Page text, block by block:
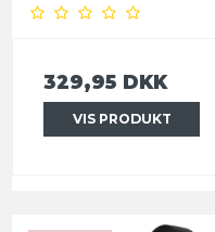
329,95 DKK
VIS PRODUKT